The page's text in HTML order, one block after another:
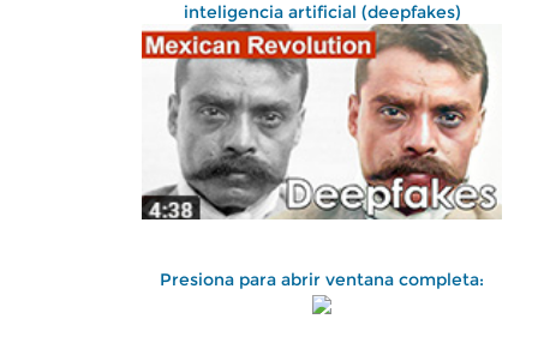
inteligencia artificial (deepfakes)
Presiona para abrir ventana completa: